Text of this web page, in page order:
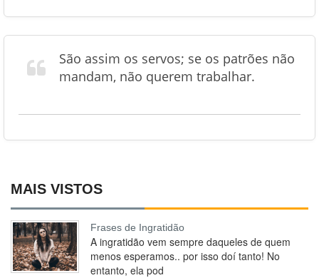
São assim os servos; se os patrões não
mandam, não querem trabalhar.
MAIS VISTOS
Frases de Ingratidão
A ingratidão vem sempre daqueles de quem
menos esperamos.. por isso doí tanto! No
entanto, ela pod